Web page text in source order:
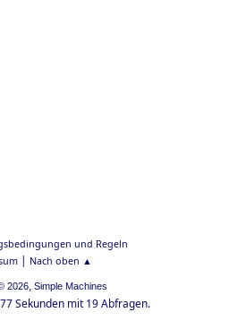
und Regeln
| Nach oben ▲
2026, Simple Machines
Sekunden mit 19 Abfragen.